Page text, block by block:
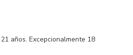
años. Excepcionalmente 18